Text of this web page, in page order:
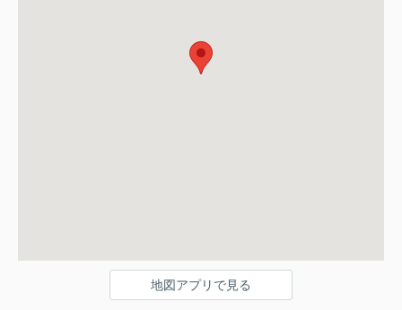
地図アプリで見る